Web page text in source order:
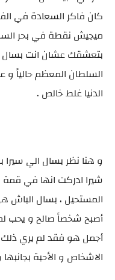
كان فاكر السعادة في
ميجيش نقطة في بحر
السلطان المعظم حالياً و
الدنيا غلط خالص .
و هنا نظر بسال الي
شيرا ادركت انها في
أصبح شخصاً صالح و يحب
أجمل هو فقد لم يري
الاشخاص و الأحبة